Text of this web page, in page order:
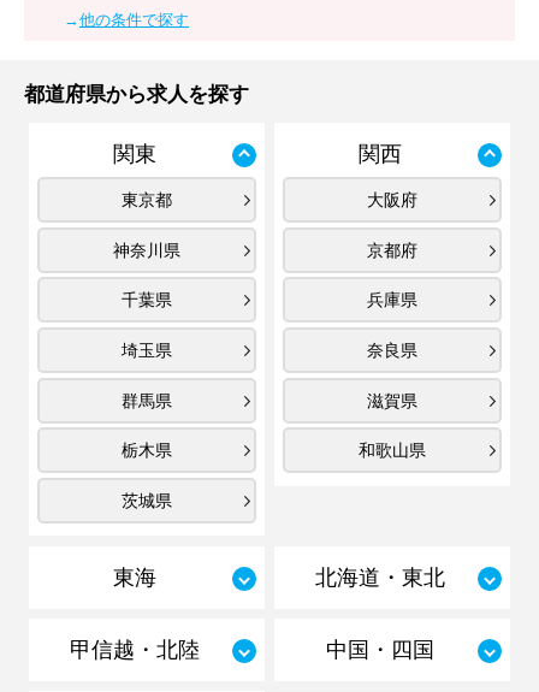
→他の条件で探す
都道府県から求人を探す
関東
東京都
神奈川県
千葉県
埼玉県
群馬県
栃木県
茨城県
関西
大阪府
京都府
兵庫県
奈良県
滋賀県
和歌山県
東海 北海道・東北
甲信越・北陸 中国・四国